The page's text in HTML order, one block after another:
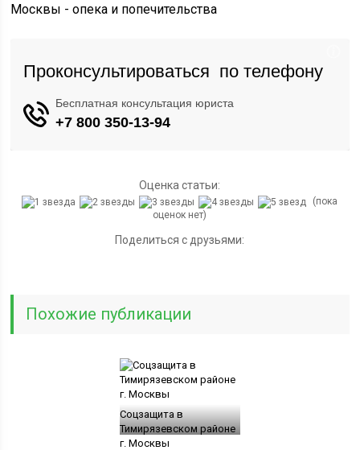
Оценка статьи:
(пока
оценок нет)
Поделиться с друзьями:
Похожие публикации
Соцзащита в
Тимирязевском районе
г. Москвы